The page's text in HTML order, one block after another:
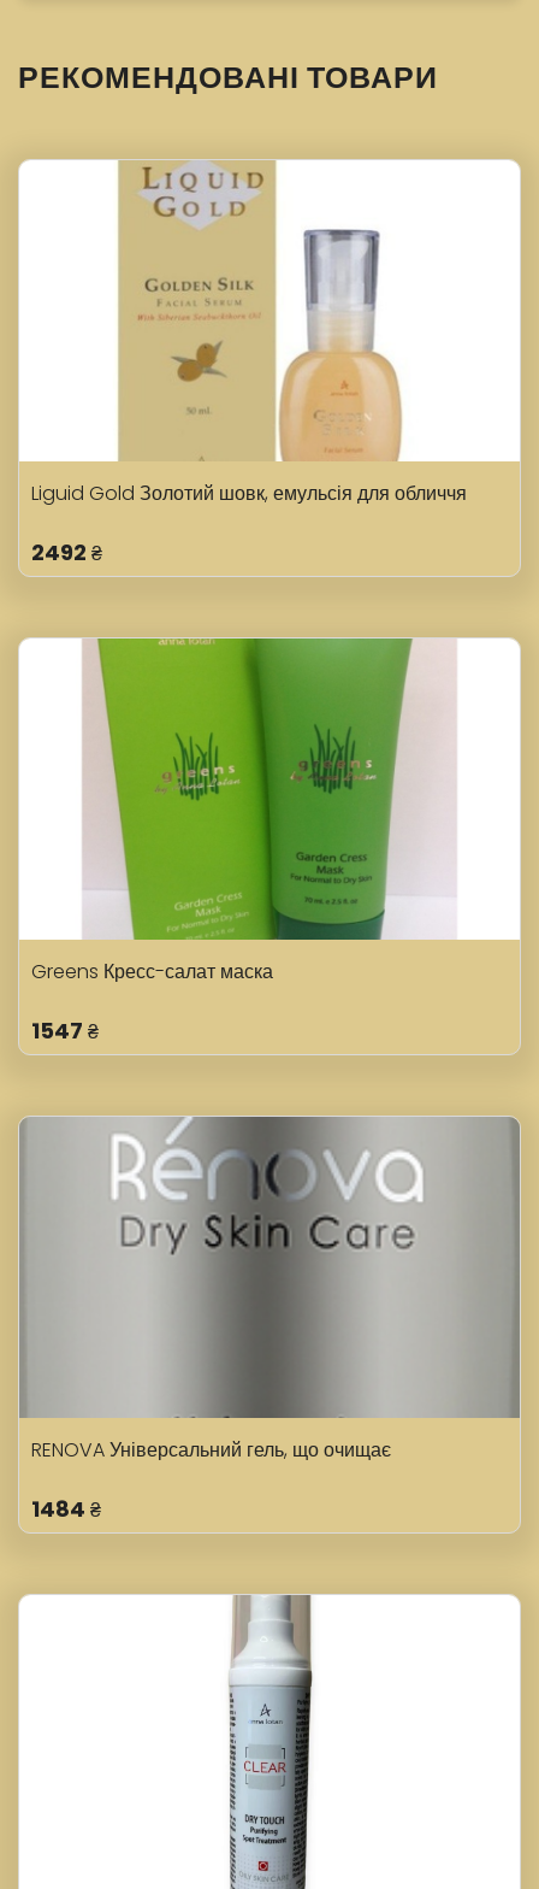
РЕКОМЕНДОВАНІ ТОВАРИ
Liguid Gold Золотий шовк, емульсія для обличчя
2492 ₴
Greens Кресс-салат маска
1547 ₴
RENOVA Універсальний гель, що очищає
1484 ₴